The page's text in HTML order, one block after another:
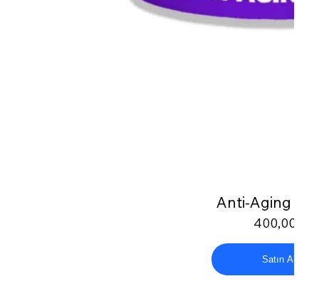
Anti-Aging
400,00₺
Satın Al